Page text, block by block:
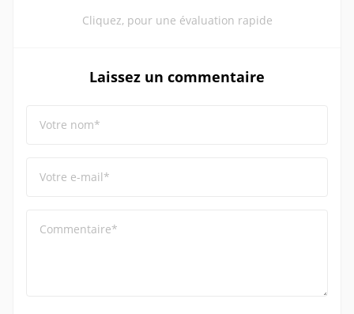
Cliquez, pour une évaluation rapide
Laissez un commentaire
Votre nom*
Votre e-mail*
Commentaire*